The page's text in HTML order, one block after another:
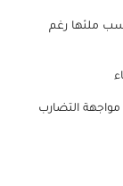
ملئها رغم
التضارب